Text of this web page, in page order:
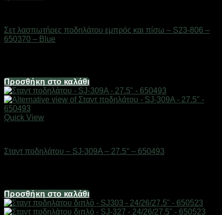
Σετ λασπωτήρες ποδηλάτου εμπρός και πίσω – S23-806 –
650370 – Blue
Προσθήκη στο καλάθι
Quick View
Σταντ ποδηλάτου – SJ-309A – 27.5″ – 650493
Προσθήκη στο καλάθι